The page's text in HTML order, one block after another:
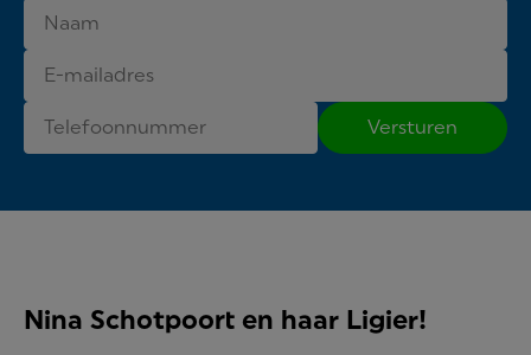
Versturen
Nina Schotpoort en haar Ligier!